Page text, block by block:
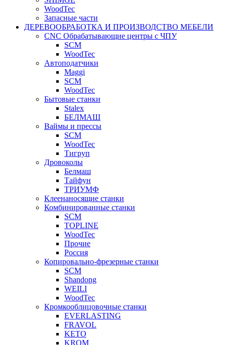
WoodTec
Запасные части
ДЕРЕВООБРАБОТКА И ПРОИЗВОДСТВО МЕБЕЛИ
CNC Обрабатывающие центры с ЧПУ
SCM
WoodTec
Автоподатчики
Maggi
SCM
WoodTec
Бытовые станки
Stalex
БЕЛМАШ
Ваймы и прессы
SCM
WoodTec
Тигруп
Дровоколы
Белмаш
Тайфун
ТРИУМФ
Клеенаносящие станки
Комбинированные станки
SCM
TOPLINE
WoodTec
Прочие
Россия
Копировально-фрезерные станки
SCM
Shandong
WEILI
WoodTec
Кромкооблицовочные станки
EVERLASTING
FRAVOL
KETO
KROM